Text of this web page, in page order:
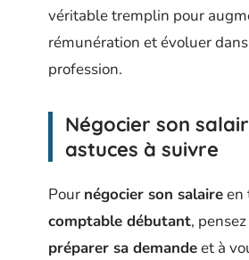
véritable tremplin pour
rémunération et évoluer
profession.
Négocier son
astuces à suivre
Pour négocier son salaireen
comptable débutant,
préparer sa demandeet à